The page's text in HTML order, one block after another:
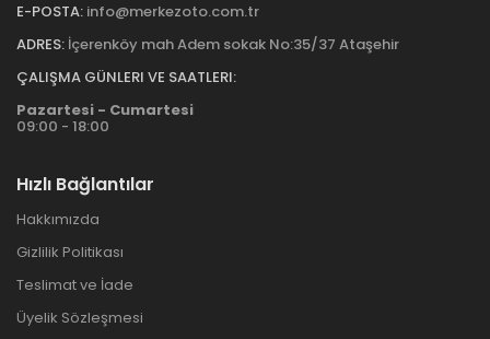
E-POSTA: info@merkezoto.com.tr
ADRES: İçerenköy mah Adem sokak No:35/37 Ataşehir
ÇALIŞMA GÜNLERI VE SAATLERI:
Pazartesi - Cumartesi
09:00 - 18:00
Hızlı Bağlantılar
Hakkımızda
Gizlilik Politikası
Teslimat ve İade
Üyelik Sözleşmesi